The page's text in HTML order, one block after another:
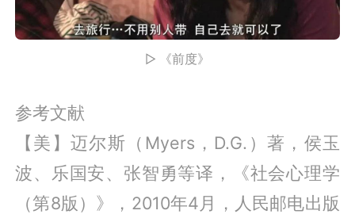
▷ 《前度》
参考文献
【美】迈尔斯（Myers，D.G.）著，侯玉
波、乐国安、张智勇等译，《社会心理学
（第8版）》，2010年4月，人民邮电出版